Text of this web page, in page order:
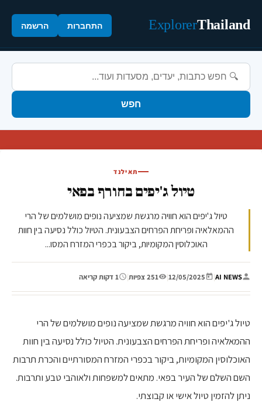
Thailand
Explorer התחברות הרשמה
חפש
תאילנד
טיול ג'יפים בחורף בפאי
טיול ג'יפים הוא חוויה מרגשת שמציעה נופים מושלמים של הרי
ההמאלאיה ופריחת הפרחים הצבעונית. הטיול כולל נסיעה בין חוות
האוכלוסין המקומיות, ביקור בכפרי המזרח המסו...
AI NEWS
|
12/05/2025
| 251 צפיות | 1 דקות קריאה
טיול ג'יפים הוא חוויה מרגשת שמציעה נופים מושלמים של הרי
ההמאלאיה ופריחת הפרחים הצבעונית. הטיול כולל נסיעה בין חוות
האוכלוסין המקומיות, ביקור בכפרי המזרח המסורתיים והכרת תרבות
השם השלם של העיר בפאי. מתאים למשפחות ולאוהבי טבע ותרבות.
ניתן להזמין טיול אישי או קבוצתי.